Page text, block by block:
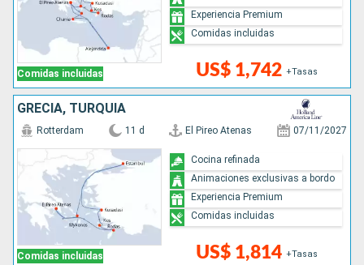
Comidas incluidas US$ 1,742 +Tasas
Experiencia Premium
Comidas incluidas
GRECIA, TURQUÍA
Comidas incluidas
Rotterdam 11 d El Pireo Atenas 07/11/2027
US$ 1,814 +Tasas
Cocina refinada
Animaciones exclusivas a bordo
Experiencia Premium
Comidas incluidas